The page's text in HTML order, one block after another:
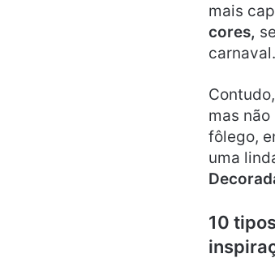
mais
cores,
carnaval.
mas
fôlego,
uma
10